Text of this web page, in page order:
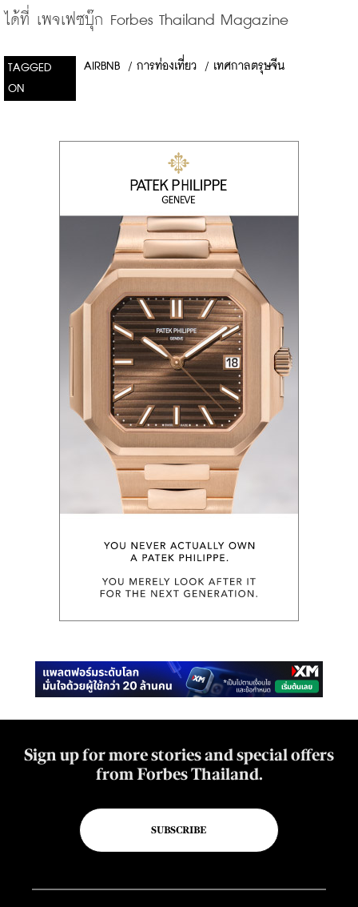
ได้ที่ เพจเฟซบุ๊ก Forbes Thailand Magazine
TAGGED
ON
AIRBNB / การท่องเที่ยว / เทศกาลตรุษจีน
Sign up for more stories and special offers
from Forbes Thailand.
SUBSCRIBE